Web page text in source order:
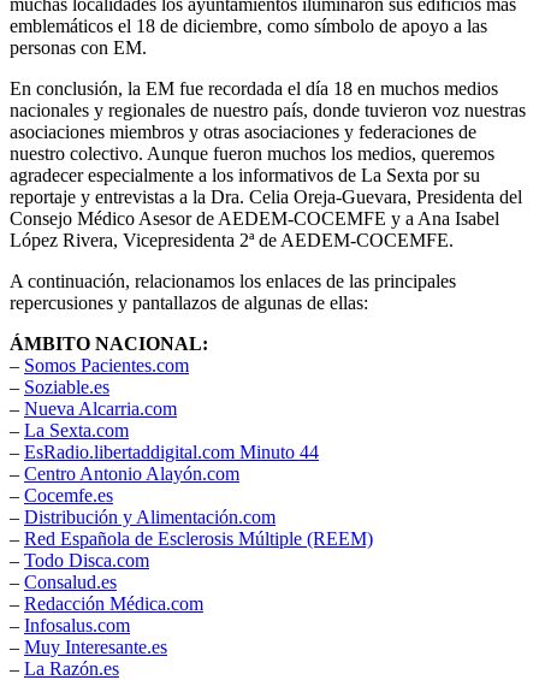
emblemáticos el 18 de diciembre, como símbolo de apoyo a las
personas con EM.
En conclusión, la EM fue recordada el día 18 en muchos medios
nacionales y regionales de nuestro país, donde tuvieron voz nuestras
asociaciones miembros y otras asociaciones y federaciones de
nuestro colectivo. Aunque fueron muchos los medios, queremos
agradecer especialmente a los informativos de La Sexta por su
reportaje y entrevistas a la Dra. Celia Oreja-Guevara, Presidenta del
Consejo Médico Asesor de AEDEM-COCEMFE y a Ana Isabel
López Rivera, Vicepresidenta 2ª de AEDEM-COCEMFE.
A continuación, relacionamos los enlaces de las principales
repercusiones y pantallazos de algunas de ellas:
ÁMBITO NACIONAL:
– Somos Pacientes.com
– Soziable.es
– Nueva Alcarria.com
– La Sexta.com
– EsRadio.libertaddigital.com Minuto 44
– Centro Antonio Alayón.com
– Cocemfe.es
– Distribución y Alimentación.com
– Red Española de Esclerosis Múltiple (REEM)
– Todo Disca.com
– Consalud.es
– Redacción Médica.com
– Infosalus.com
– Muy Interesante.es
– La Razón.es